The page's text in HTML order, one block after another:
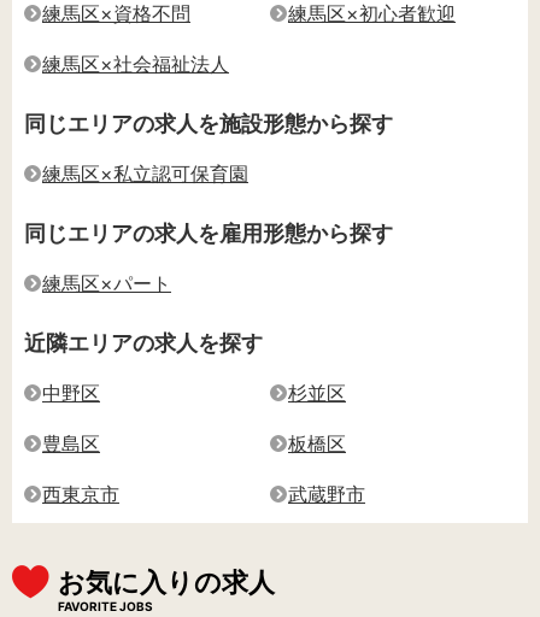
練馬区×資格不問 練馬区×初心者歓迎
練馬区×社会福祉法人
同じエリアの求人を施設形態から探す
練馬区×私立認可保育園
同じエリアの求人を雇用形態から探す
練馬区×パート
近隣エリアの求人を探す
中野区 杉並区
豊島区 板橋区
西東京市 武蔵野市
お気に入りの求人
FAVORITE JOBS